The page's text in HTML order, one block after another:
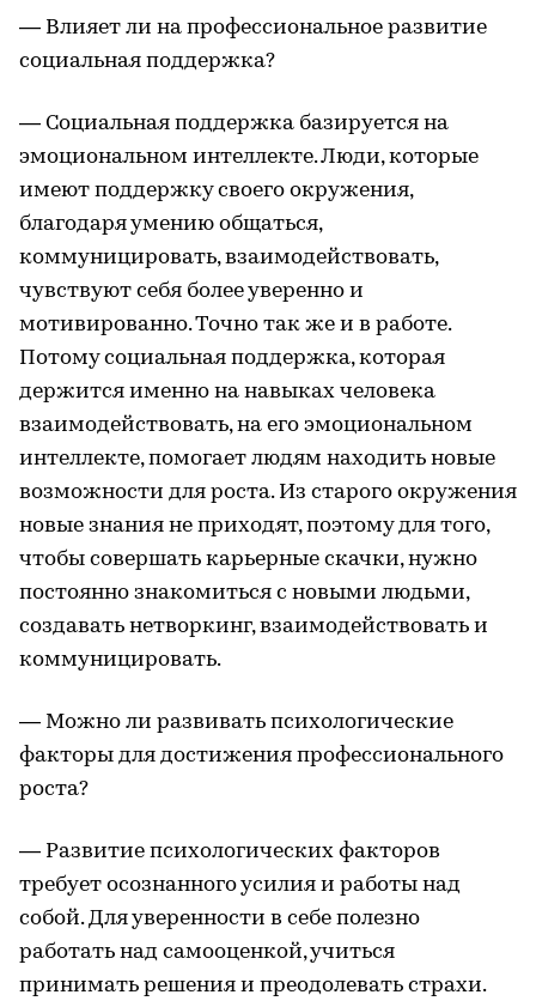
— Влияет ли на профессиональное развитие
социальная поддержка?
— Социальная поддержка базируется на
эмоциональном интеллекте. Люди, которые
имеют поддержку своего окружения,
благодаря умению общаться,
коммуницировать, взаимодействовать,
чувствуют себя более уверенно и
мотивированно. Точно так же и в работе.
Потому социальная поддержка, которая
держится именно на навыках человека
взаимодействовать, на его эмоциональном
интеллекте, помогает людям находить новые
возможности для роста. Из старого окружения
новые знания не приходят, поэтому для того,
чтобы совершать карьерные скачки, нужно
постоянно знакомиться с новыми людьми,
создавать нетворкинг, взаимодействовать и
коммуницировать.
— Можно ли развивать психологические
факторы для достижения профессионального
роста?
— Развитие психологических факторов
требует осознанного усилия и работы над
собой. Для уверенности в себе полезно
работать над самооценкой, учиться
принимать решения и преодолевать страхи.